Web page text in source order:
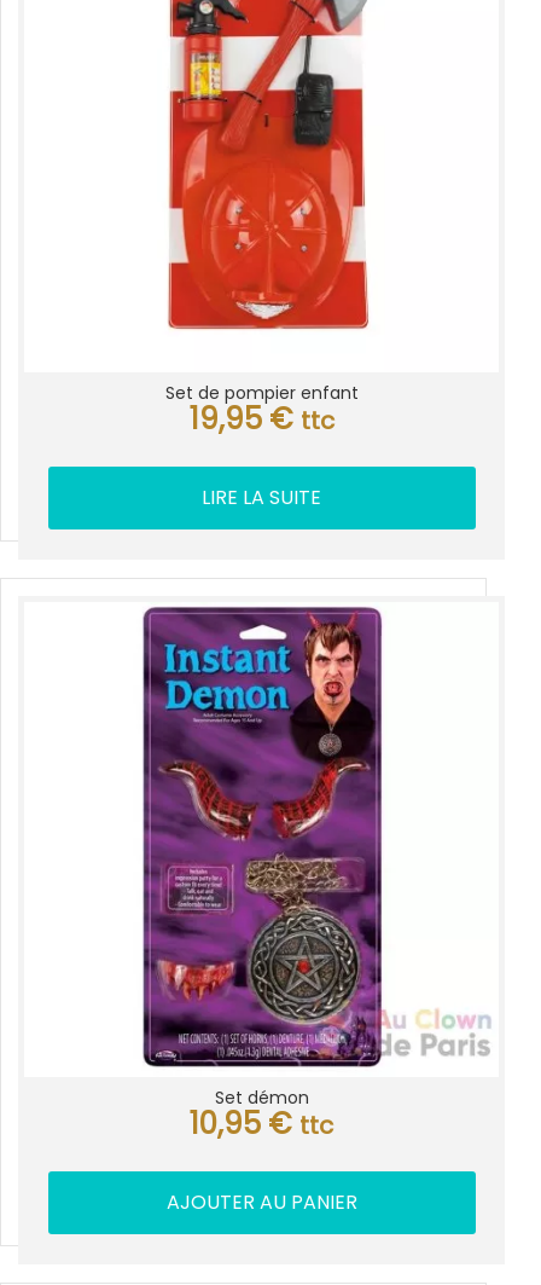
Set de pompier enfant
19,95 € ttc
LIRE LA SUITE
Set démon
10,95 € ttc
AJOUTER AU PANIER